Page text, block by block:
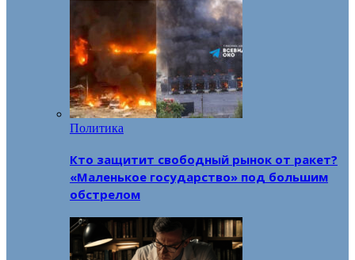
Политика
Кто защитит свободный рынок от ракет?
«Маленькое государство» под большим
обстрелом